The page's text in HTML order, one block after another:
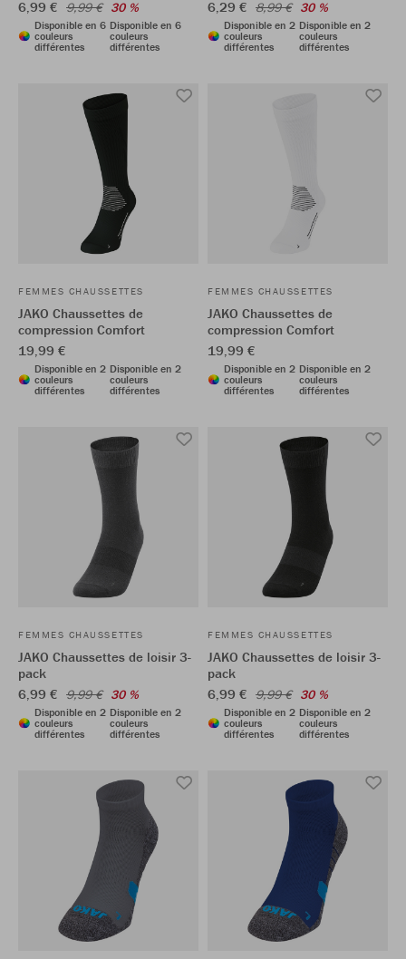
6,99 € 9,99 € 30 %
Disponible en 6
couleurs
différentes
Disponible en 6
couleurs
différentes
6,29 € 8,99 € 30 %
Disponible en 2
couleurs
différentes
Disponible en 2
couleurs
différentes
FEMMES CHAUSSETTES
JAKO Chaussettes de
compression Comfort
19,99 €
Disponible en 2
couleurs
différentes
Disponible en 2
couleurs
différentes
FEMMES CHAUSSETTES
JAKO Chaussettes de
compression Comfort
19,99 €
Disponible en 2
couleurs
différentes
Disponible en 2
couleurs
différentes
FEMMES CHAUSSETTES
JAKO Chaussettes de loisir 3-
pack
6,99 € 9,99 € 30 %
Disponible en 2
couleurs
différentes
Disponible en 2
couleurs
différentes
FEMMES CHAUSSETTES
JAKO Chaussettes de loisir 3-
pack
6,99 € 9,99 € 30 %
Disponible en 2
couleurs
différentes
Disponible en 2
couleurs
différentes